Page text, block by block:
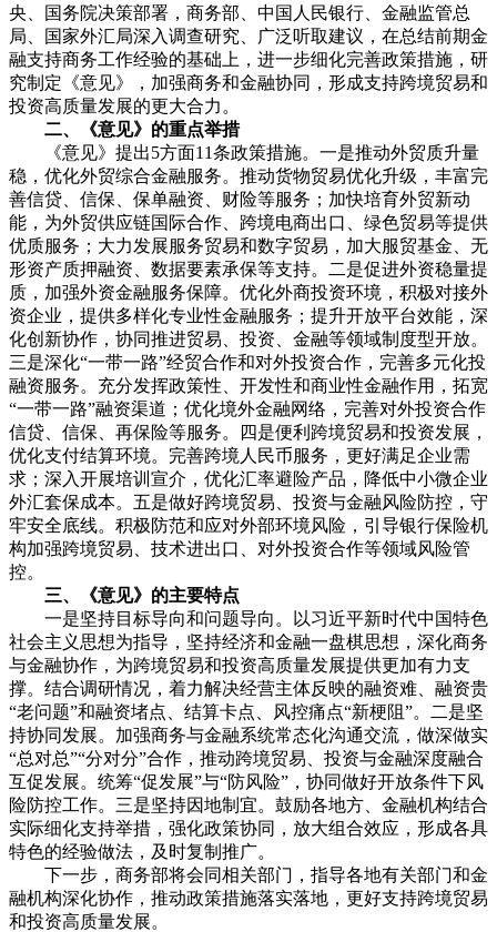
央、国务院决策部署，商务部、中国人民银行、金融监管总
局、国家外汇局深入调查研究、广泛听取建议，在总结前期金
融支持商务工作经验的基础上，进一步细化完善政策措施，研
究制定《意见》，加强商务和金融协同，形成支持跨境贸易和
投资高质量发展的更大合力。
二、《意见》的重点举措
《意见》提出5方面11条政策措施。一是推动外贸质升量
稳，优化外贸综合金融服务。推动货物贸易优化升级，丰富完
善信贷、信保、保单融资、财险等服务；加快培育外贸新动
能，为外贸供应链国际合作、跨境电商出口、绿色贸易等提供
优质服务；大力发展服务贸易和数字贸易，加大服贸基金、无
形资产质押融资、数据要素承保等支持。二是促进外资稳量提
质，加强外资金融服务保障。优化外商投资环境，积极对接外
资企业，提供多样化专业性金融服务；提升开放平台效能，深
化创新协作，协同推进贸易、投资、金融等领域制度型开放。
三是深化“一带一路”经贸合作和对外投资合作，完善多元化投
融资服务。充分发挥政策性、开发性和商业性金融作用，拓宽
“一带一路”融资渠道；优化境外金融网络，完善对外投资合作
信贷、信保、再保险等服务。四是便利跨境贸易和投资发展，
优化支付结算环境。完善跨境人民币服务，更好满足企业需
求；深入开展培训宣介，优化汇率避险产品，降低中小微企业
外汇套保成本。五是做好跨境贸易、投资与金融风险防控，守
牢安全底线。积极防范和应对外部环境风险，引导银行保险机
构加强跨境贸易、技术进出口、对外投资合作等领域风险管
控。
三、《意见》的主要特点
一是坚持目标导向和问题导向。以习近平新时代中国特色
社会主义思想为指导，坚持经济和金融一盘棋思想，深化商务
与金融协作，为跨境贸易和投资高质量发展提供更加有力支
撑。结合调研情况，着力解决经营主体反映的融资难、融资贵
“老问题”和融资堵点、结算卡点、风控痛点“新梗阻”。二是坚
持协同发展。加强商务与金融系统常态化沟通交流，做深做实
“总对总”“分对分”合作，推动跨境贸易、投资与金融深度融合
互促发展。统筹“促发展”与“防风险”，协同做好开放条件下风
险防控工作。三是坚持因地制宜。鼓励各地方、金融机构结合
实际细化支持举措，强化政策协同，放大组合效应，形成各具
特色的经验做法，及时复制推广。
下一步，商务部将会同相关部门，指导各地有关部门和金
融机构深化协作，推动政策措施落实落地，更好支持跨境贸易
和投资高质量发展。